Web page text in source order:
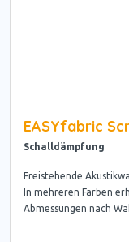
EASYfabric
Schalldämpfung
Freistehende
In mehreren Farben
Abmessungen nach